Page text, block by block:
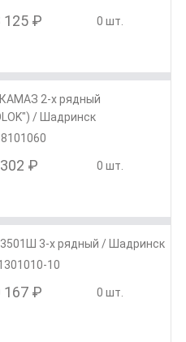
125 ₽ 0 шт.
2-х рядный
/ Шадринск
₽ 0 шт.
3-х рядный / Шадринск
10
167 ₽ 0 шт.